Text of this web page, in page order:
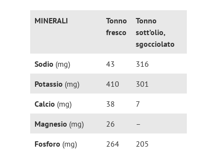
MINERALI
Tonno
fresco
Tonno
sott’olio,
sgocciolato
Sodio (mg) 43 316
Potassio (mg) 410 301
Calcio (mg) 38 7
Magnesio (mg) 26 –
Fosforo (mg) 264 205